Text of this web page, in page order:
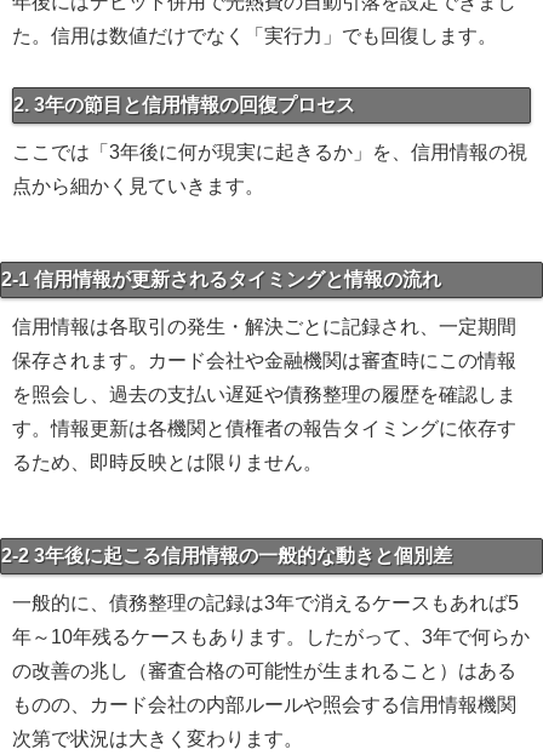
た。信用は数値だけでなく「実行力」でも回復します。
2. 3年の節目と信用情報の回復プロセス
ここでは「3年後に何が現実に起きるか」を、信用情報の視
点から細かく見ていきます。
2-1 信用情報が更新されるタイミングと情報の流れ
信用情報は各取引の発生・解決ごとに記録され、一定期間
保存されます。カード会社や金融機関は審査時にこの情報
を照会し、過去の支払い遅延や債務整理の履歴を確認しま
す。情報更新は各機関と債権者の報告タイミングに依存す
るため、即時反映とは限りません。
2-2 3年後に起こる信用情報の一般的な動きと個別差
一般的に、債務整理の記録は3年で消えるケースもあれば5
年～10年残るケースもあります。したがって、3年で何らか
の改善の兆し（審査合格の可能性が生まれること）はある
ものの、カード会社の内部ルールや照会する信用情報機関
次第で状況は大きく変わります。